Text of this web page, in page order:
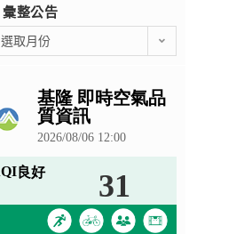
彙整公告
選取月份